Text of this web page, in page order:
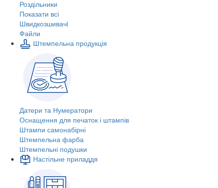
Роздільники
Показати всі
Швидкозшивачi
Файли
Штемпельна продукція
Датери та Нумератори
Оснащення для печаток і штампів
Штампи самонабірні
Штемпельна фарба
Штемпельні подушки
Настільне приладдя